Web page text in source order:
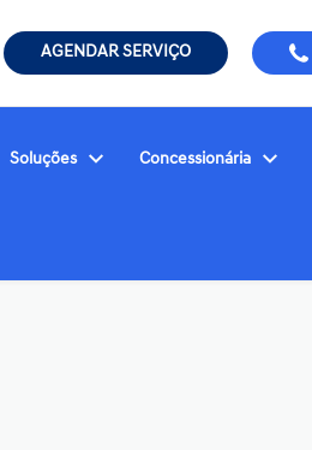
AGENDAR SERVIÇO
Soluções Concessionária